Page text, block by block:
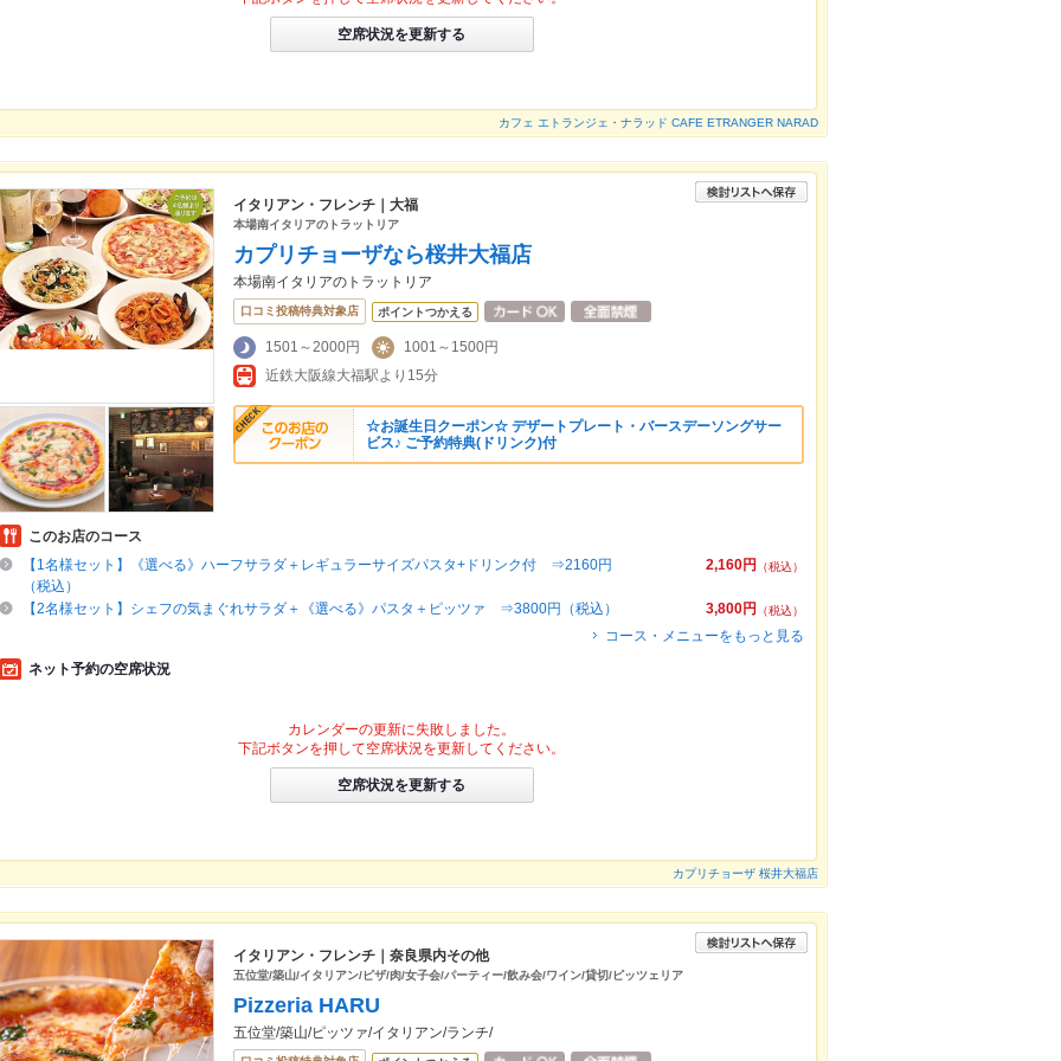
空席状況を更新する
カフェ エトランジェ・ナラッド CAFE ETRANGER NARAD
イタリアン・フレンチ｜大福
本場南イタリアのトラットリア
カプリチョーザなら桜井大福店
本場南イタリアのトラットリア
口コミ投稿特典対象店 ポイントつかえる
1501～2000円
1001～1500円
近鉄大阪線大福駅より15分
☆お誕生日クーポン☆ デザートプレート・バースデーソングサー
ビス♪ ご予約特典(ドリンク)付
このお店のコース
2,160円
（税込）
【1名様セット】《選べる》ハーフサラダ＋レギュラーサイズパスタ+ドリンク付 ⇒2160円
（税込）
3,800円
（税込）
【2名様セット】シェフの気まぐれサラダ＋《選べる》パスタ＋ピッツァ ⇒3800円（税込）
コース・メニューをもっと見る
ネット予約の空席状況
カレンダーの更新に失敗しました。
下記ボタンを押して空席状況を更新してください。
空席状況を更新する
カプリチョーザ 桜井大福店
イタリアン・フレンチ｜奈良県内その他
五位堂/築山/イタリアン/ピザ/肉/女子会/パーティー/飲み会/ワイン/貸切/ピッツェリア
Pizzeria HARU
五位堂/築山/ピッツァ/イタリアン/ランチ/